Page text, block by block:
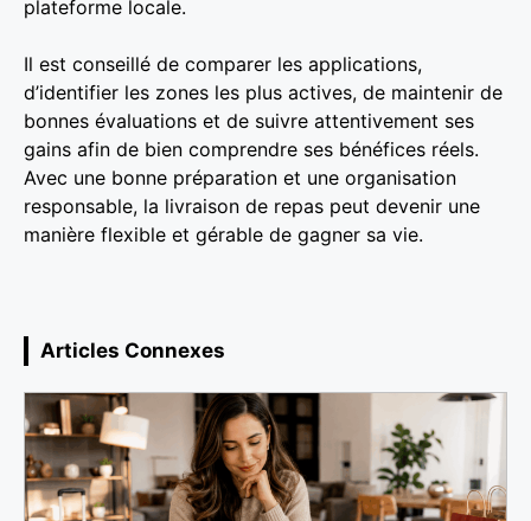
plateforme locale.
Il est conseillé de comparer les applications,
d’identifier les zones les plus actives, de maintenir de
bonnes évaluations et de suivre attentivement ses
gains afin de bien comprendre ses bénéfices réels.
Avec une bonne préparation et une organisation
responsable, la livraison de repas peut devenir une
manière flexible et gérable de gagner sa vie.
Articles Connexes